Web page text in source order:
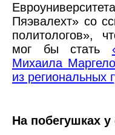
Пяэвалехт» со
политологов»,
мог бы стать
Михаила
из региональных
На побегушках у